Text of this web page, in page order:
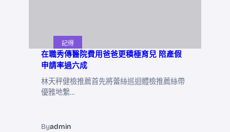
記得
在職秀傳醫院費用爸爸更積極育兒 陪產假
申請率過六成
林天秤健檢推薦首先將蕾絲巡迴體檢推薦絲帶
優雅地繫…
Byadmin